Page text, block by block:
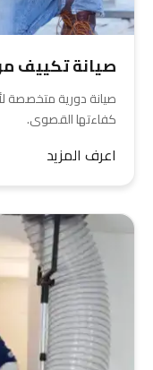
صيانة تكييف
صيانة دورية متخصصة
كفاءتها القصوى.
اعرف المزيد